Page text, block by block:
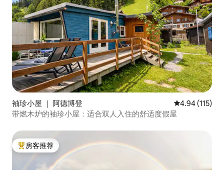
袖珍小屋 ｜ 阿德博登 平均评分 4.94
4.94 (115)
带燃木炉的袖珍小屋：适合双人入住的舒适度假屋
热门「房客推荐」
房客推荐